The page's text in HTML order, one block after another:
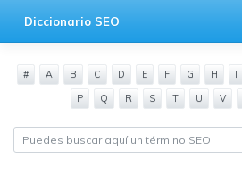
Diccionario SEO
# A B C D E F G H I
P
Q R S T U V